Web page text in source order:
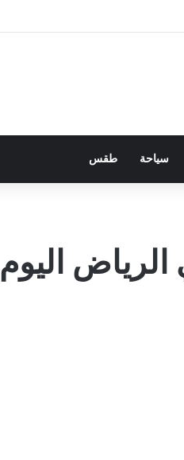
سياحة طقس
اليوم